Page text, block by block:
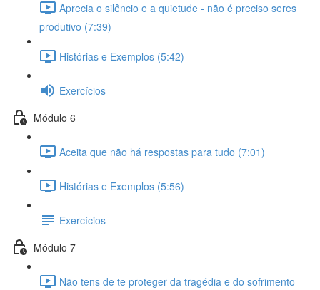
Aprecia o silêncio e a quietude - não é preciso seres
produtivo (7:39)
Histórias e Exemplos (5:42)
Exercícios
Módulo 6
Aceita que não há respostas para tudo (7:01)
Histórias e Exemplos (5:56)
Exercícios
Módulo 7
Não tens de te proteger da tragédia e do sofrimento